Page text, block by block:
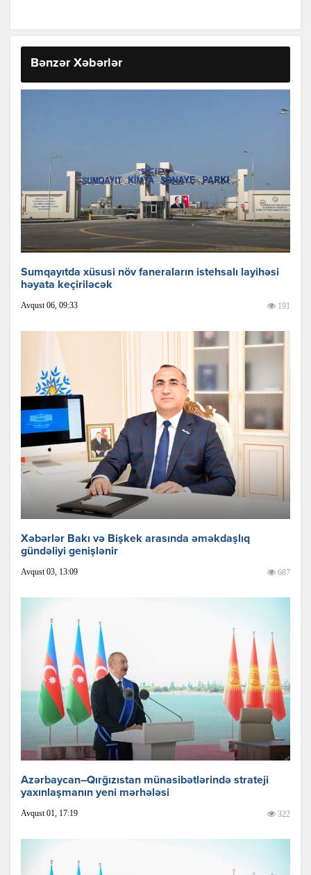
Bənzər Xəbərlər
Sumqayıtda xüsusi növ faneraların istehsalı layihəsi
həyata keçiriləcək
Avqust 06, 09:33 191
Xəbərlər Bakı və Bişkek arasında əməkdaşlıq
gündəliyi genişlənir
Avqust 03, 13:09 687
Azərbaycan–Qırğızıstan münasibətlərində strateji
yaxınlaşmanın yeni mərhələsi
Avqust 01, 17:19 322